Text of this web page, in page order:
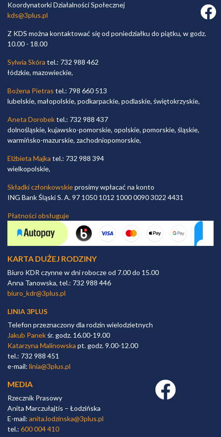
Koordynatorki Działalności Społecznej
kds@3plus.pl
Z KDS można kontaktować się od poniedziałku do piątku, w godz.
10.00 - 18.00
Sylwia Skóra tel.: 732 988 462
łódzkie, mazowieckie,
Bożena Pietras tel.: 798 660 513
lubelskie, małopolskie, podkarpackie, podlaskie, świętokrzyskie,
Aneta Dorobektel.: 732 988 437
dolnośląskie, kujawsko-pomorskie, opolskie, pomorskie, śląskie,
warmińsko-mazurskie, zachodniopomorskie,
Elżbieta Majka tel.: 732 988 394
wielkopolskie,
Składki członkowskieprosimy wpłacać na konto
ING Bank Śląski S. A. 97 1050 1012 1000 0090 3022 4431
Płatności obsługuje
KARTA DUŻEJ RODZINY
Biuro KDR czynne w dni robocze od 7.00 do 15.00
Anna Tanowska, tel.: 732 988 446
biuro_kdr@3plus.pl
LINIA 3PLUS
Telefon przeznaczony dla rodzin wielodzietnych
Jakub Panekśr. godz. 16.00-19.00
Katarzyna Malinowska pt. godz. 9.00-12.00
tel.: 732 988 451
e-mail: linia@3plus.pl
MEDIA
Rzecznik Prasowy
Anita Marczułajtis – Łodzińska
E-mail: anita.lodzinska@3plus.pl
tel.: 600 004 410
Facebook link